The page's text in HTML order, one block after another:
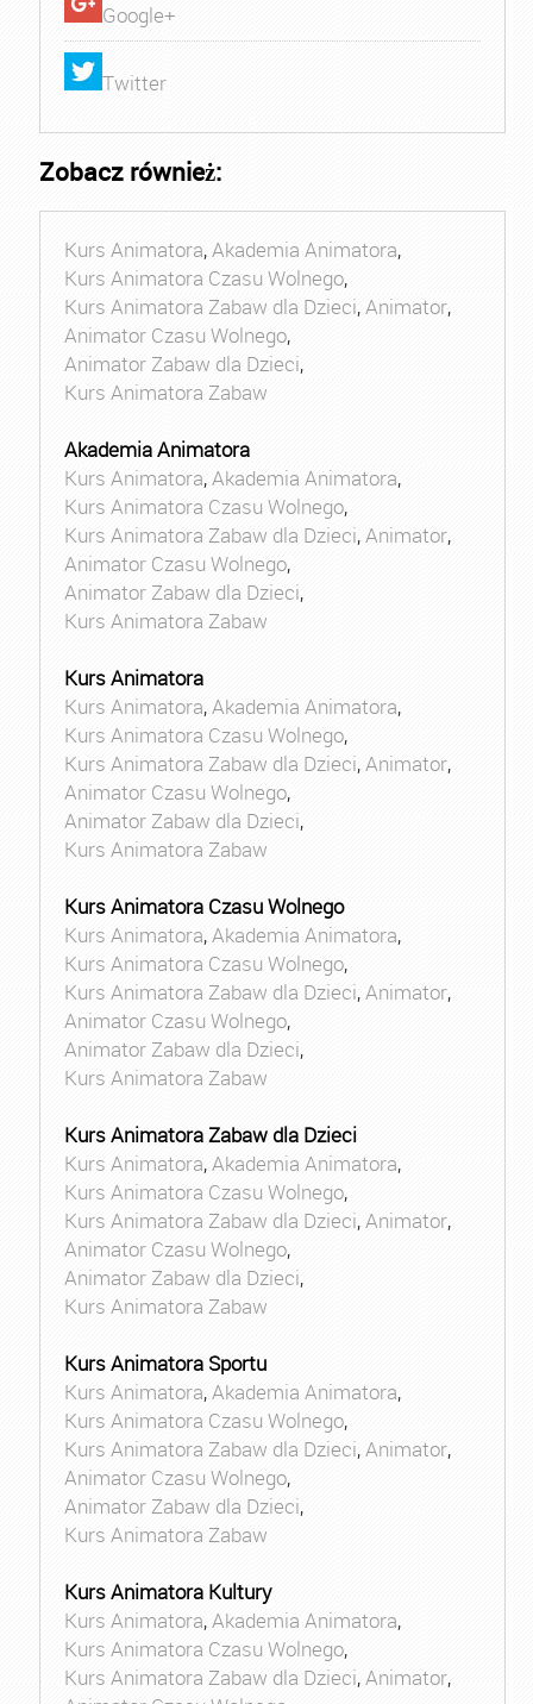
Google+
Twitter
Zobacz również:
Kurs Animatora,Akademia Animatora,
Kurs Animatora Czasu Wolnego,
Kurs Animatora Zabaw dla Dzieci,Animator,
Animator Czasu Wolnego,
Animator Zabaw dla Dzieci,
Kurs Animatora Zabaw
Akademia Animatora
Kurs Animatora,Akademia Animatora,
Kurs Animatora Czasu Wolnego,
Kurs Animatora Zabaw dla Dzieci,Animator,
Animator Czasu Wolnego,
Animator Zabaw dla Dzieci,
Kurs Animatora Zabaw
Kurs Animatora
Kurs Animatora,Akademia Animatora,
Kurs Animatora Czasu Wolnego,
Kurs Animatora Zabaw dla Dzieci,Animator,
Animator Czasu Wolnego,
Animator Zabaw dla Dzieci,
Kurs Animatora Zabaw
Kurs Animatora Czasu Wolnego
Kurs Animatora,Akademia Animatora,
Kurs Animatora Czasu Wolnego,
Kurs Animatora Zabaw dla Dzieci,Animator,
Animator Czasu Wolnego,
Animator Zabaw dla Dzieci,
Kurs Animatora Zabaw
Kurs Animatora Zabaw dla Dzieci
Kurs Animatora,Akademia Animatora,
Kurs Animatora Czasu Wolnego,
Kurs Animatora Zabaw dla Dzieci,Animator,
Animator Czasu Wolnego,
Animator Zabaw dla Dzieci,
Kurs Animatora Zabaw
Kurs Animatora Sportu
Kurs Animatora,Akademia Animatora,
Kurs Animatora Czasu Wolnego,
Kurs Animatora Zabaw dla Dzieci,Animator,
Animator Czasu Wolnego,
Animator Zabaw dla Dzieci,
Kurs Animatora Zabaw
Kurs Animatora Kultury
Kurs Animatora,Akademia Animatora,
Kurs Animatora Czasu Wolnego,
Kurs Animatora Zabaw dla Dzieci,Animator,